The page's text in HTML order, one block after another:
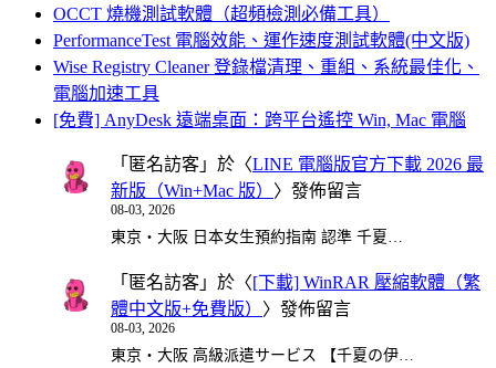
OCCT 燒機測試軟體（超頻檢測必備工具）
PerformanceTest 電腦效能、運作速度測試軟體(中文版)
Wise Registry Cleaner 登錄檔清理、重組、系統最佳化、
電腦加速工具
[免費] AnyDesk 遠端桌面：跨平台遙控 Win, Mac 電腦
「 匿名訪客 」於〈LINE 電腦版官方下載 2026 最
新版（Win+Mac 版） 〉發佈留言
08-03, 2026
東京・大阪 日本女生預約指南 認準 千夏…
「 匿名訪客 」於〈[下載] WinRAR 壓縮軟體（繁
體中文版+免費版） 〉發佈留言
08-03, 2026
東京・大阪 高級派遣サービス 【千夏の伊…